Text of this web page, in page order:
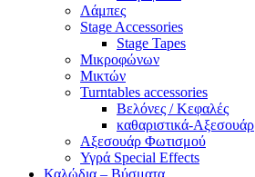
Λάμπες
Stage Accessories
Stage Tapes
Μικροφώνων
Μικτών
Turntables accessories
Βελόνες / Κεφαλές
καθαριστικά-Αξεσουάρ
Αξεσουάρ Φωτισμού
Υγρά Special Effects
Καλώδια – Βύσματα